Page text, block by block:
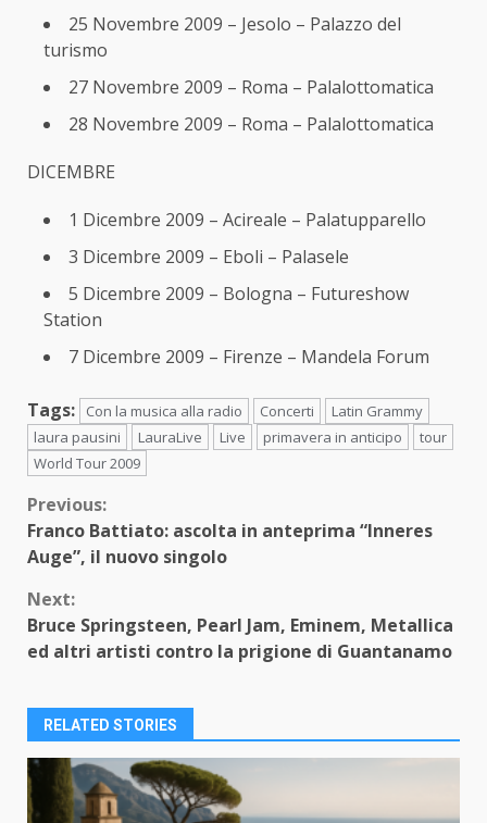
25 Novembre 2009 – Jesolo – Palazzo del
turismo
27 Novembre 2009 – Roma – Palalottomatica
28 Novembre 2009 – Roma – Palalottomatica
DICEMBRE
1 Dicembre 2009 – Acireale – Palatupparello
3 Dicembre 2009 – Eboli – Palasele
5 Dicembre 2009 – Bologna – Futureshow
Station
7 Dicembre 2009 – Firenze – Mandela Forum
Tags: Con la musica alla radio Concerti
Latin Grammy
laura pausini
LauraLive Live primavera in anticipo
tour
World Tour 2009
Continue
Reading
Previous:
Franco Battiato: ascolta in anteprima “Inneres
Auge”, il nuovo singolo
Next:
Bruce Springsteen, Pearl Jam, Eminem, Metallica
ed altri artisti contro la prigione di Guantanamo
RELATED STORIES